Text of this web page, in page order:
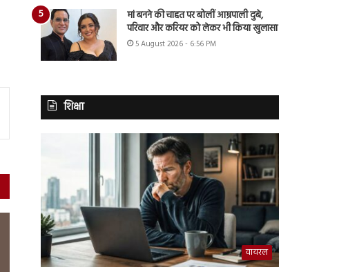
मां बनने की चाहत पर बोलीं आम्रपाली दुबे,
परिवार और करियर को लेकर भी किया खुलासा
5 August 2026 - 6:56 PM
शिक्षा
वायरल